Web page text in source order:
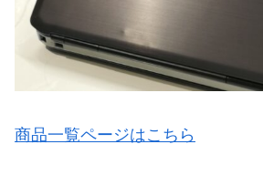
商品一覧ページはこちら